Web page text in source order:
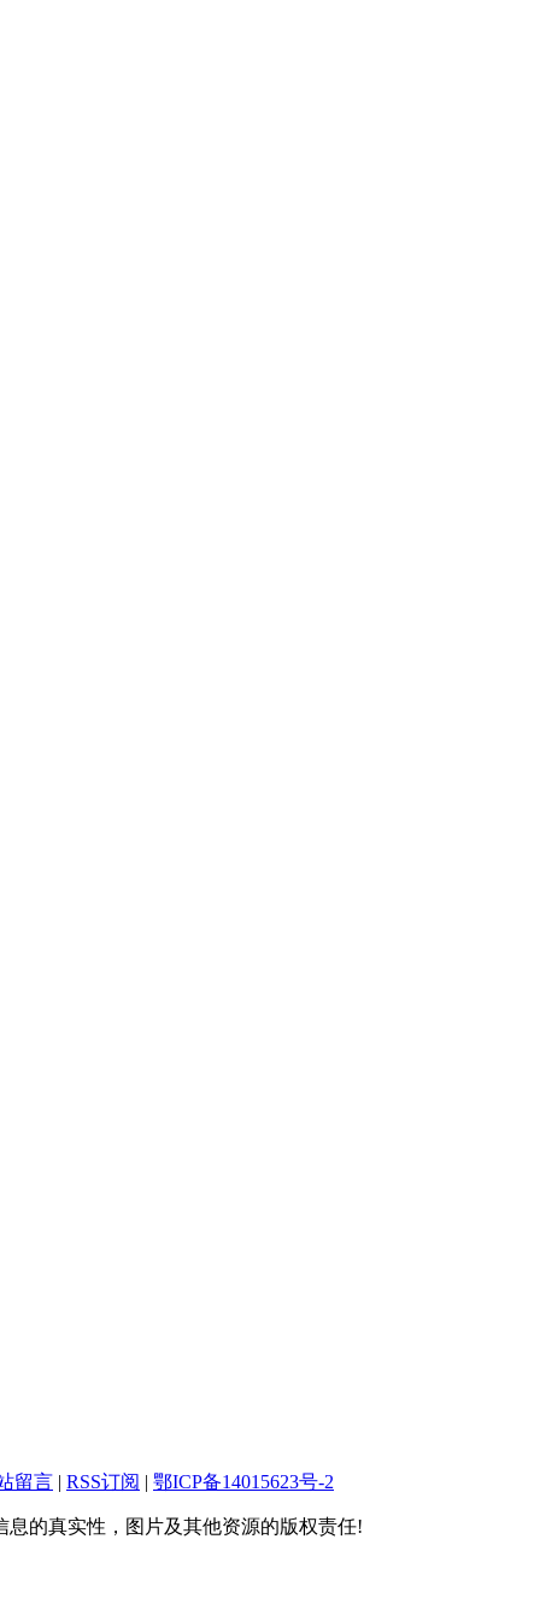
留言 | RSS订阅 | 鄂ICP备14015623号-2
的真实性，图片及其他资源的版权责任!